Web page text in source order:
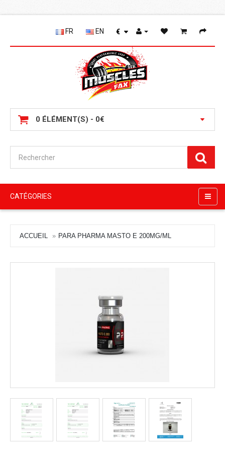
FR EN €
0 ÉLÉMENT(S) - 0€
CATÉGORIES
ACCUEIL PARA PHARMA MASTO E 200MG/ML